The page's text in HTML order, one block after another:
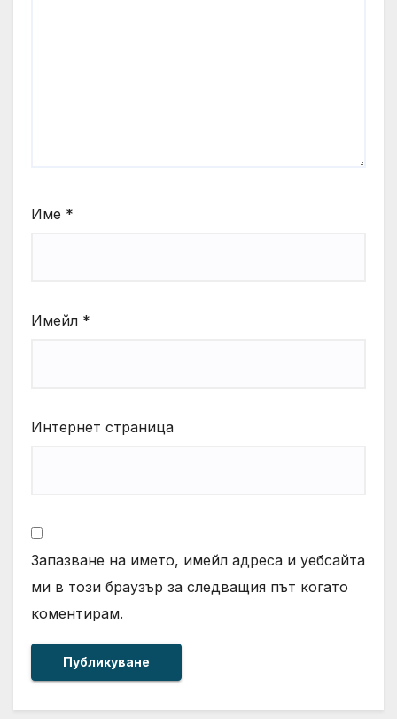
Име *
Имейл *
Интернет страница
Запазване на името, имейл адреса и уебсайта
ми в този браузър за следващия път когато
коментирам.